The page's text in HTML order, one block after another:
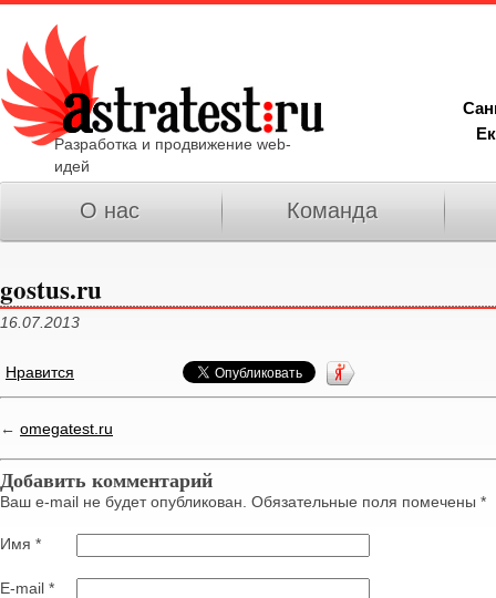
Разработка и продвижение web-
идей
О нас Команда
gostus.ru
16.07.2013
Нравится
← omegatest.ru
Добавить комментарий
Ваш e-mail не будет опубликован. Обязательные поля помечены *
Имя *
E-mail *